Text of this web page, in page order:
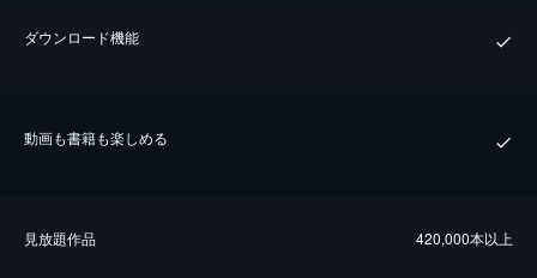
ダウンロード機能
動画も書籍も楽しめる
⾒放題作品 420,000本以上